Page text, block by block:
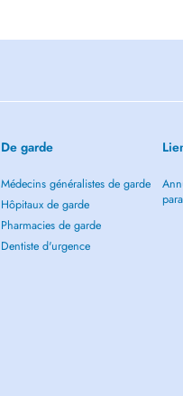
De garde
Médecins généralistes de garde
Hôpitaux de garde
Pharmacies de garde
Dentiste d'urgence